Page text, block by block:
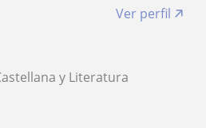
Ver perfil
y Literatura